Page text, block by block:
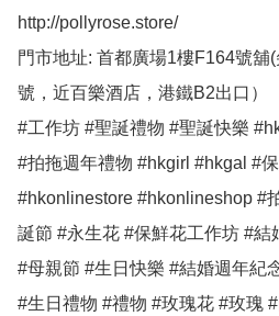
http://pollyrose.store/
門市地址: 首都廣場1樓F164號舖
號，近百樂酒店，港鐵B2出口）
#工作坊 #聖誕禮物 #聖誕快樂
#拍拖週年禮物 #hkgirl #hkgal #
#hkonlinestore #hkonlineshop #
誕節 #永生花 #保鮮花工作坊 #結
#母親節 #生日快樂 #結婚週年紀
#生日禮物 #禮物 #玫瑰花 #玫瑰